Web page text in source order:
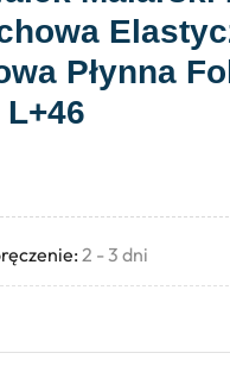
Płynna
2 - 3 dni